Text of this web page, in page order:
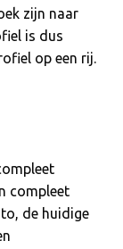
zijn naar
is dus
op een rij.
compleet
de huidige